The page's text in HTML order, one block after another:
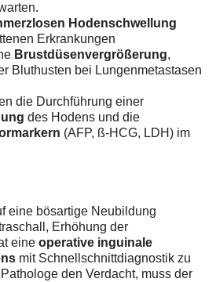
Hodenschwellung
Erkrankungen
Brustdüsenvergrößerung,
Bluthusten bei Lungenmetastasen
die Durchführung einer
des Hodens und die
(AFP, ß-HCG, LDH) im
eine bösartige Neubildung
Erhöhung der
eine operative inguinale
mit Schnellschnittdiagnostik zu
den Verdacht, muss der